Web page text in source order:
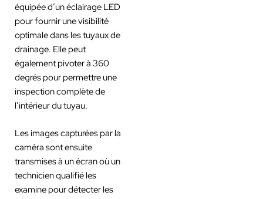
équipée d’un éclairage LED
pour fournir une visibilité
optimale dans les tuyaux de
drainage. Elle peut
également pivoter à 360
degrés pour permettre une
inspection complète de
l’intérieur du tuyau.
Les images capturées par la
caméra sont ensuite
transmises à un écran où un
technicien qualifié les
examine pour détecter les